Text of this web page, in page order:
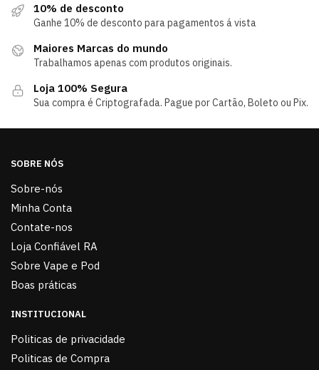
10% de desconto
Ganhe 10% de desconto para pagamentos á vista
Maiores Marcas do mundo
Trabalhamos apenas com produtos originais.
Loja 100% Segura
Sua compra é Criptografada. Pague por Cartão, Boleto ou Pix.
SOBRE NÓS
Sobre-nós
Minha Conta
Contate-nos
Loja Confiável RA
Sobre Vape e Pod
Boas práticas
INSTITUCIONAL
Politicas de privacidade
Politicas de Compra